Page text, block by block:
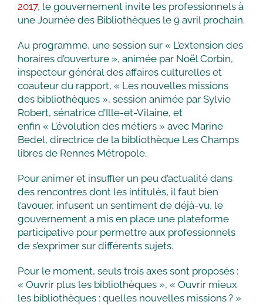
2017, le gouvernement invite les professionnels à
une Journée des Bibliothèques le 9 avril prochain.
Au programme, une session sur « L’extension des
horaires d’ouverture », animée par Noël Corbin,
inspecteur général des affaires culturelles et
coauteur du rapport, « Les nouvelles missions
des bibliothèques », session animée par Sylvie
Robert, sénatrice d’Ille-et-Vilaine, et
enfin « L’évolution des métiers » avec Marine
Bedel, directrice de la bibliothèque Les Champs
libres de Rennes Métropole.
Pour animer et insuffler un peu d’actualité dans
des rencontres dont les intitulés, il faut bien
l’avouer, infusent un sentiment de déjà-vu, le
gouvernement a mis en place une plateforme
participative pour permettre aux professionnels
de s’exprimer sur différents sujets.
Pour le moment, seuls trois axes sont proposés :
« Ouvrir plus les bibliothèques », « Ouvrir mieux
les bibliothèques : quelles nouvelles missions ? »